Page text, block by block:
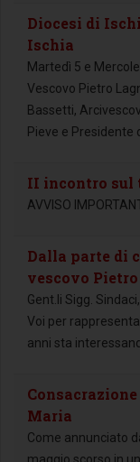
Diocesi di
Ischia
Martedì 5 e
Vescovo Pietro
Bassetti,
Pieve e Presidente
II incontro sul
AVVISO
Dalla parte di
vescovo
Gent.li Sigg.
Voi per
anni sta
Maria
Come annunciato
maggio scorso in